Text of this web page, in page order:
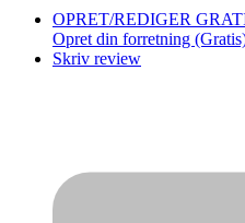
OPRET/REDIGER
Opret din forretning
Skriv review